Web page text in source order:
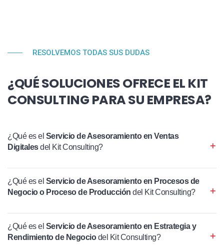
RESOLVEMOS TODAS SUS DUDAS
¿QUÉ SOLUCIONES OFRECE EL KIT
CONSULTING PARA SU EMPRESA?
¿Qué es el Servicio de Asesoramiento en Ventas
Digitalesdel Kit Consulting?
¿Qué es el Servicio de Asesoramiento en Procesos de
Negocio o Proceso de Producción del Kit Consulting?
¿Qué es el Servicio de Asesoramiento en Estrategia y
Rendimiento de Negociodel Kit Consulting?